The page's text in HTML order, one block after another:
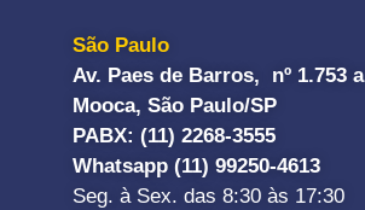
São Paulo
Av. Paes de Barros, nº 1.753 a
Mooca, São Paulo/SP
PABX: (11) 2268-3555
Whatsapp (11) 99250-4613
Seg. à Sex. das 8:30 às 17:30